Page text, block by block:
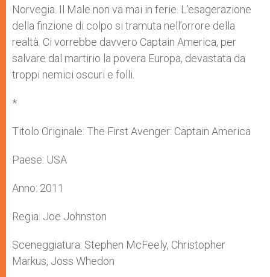
Norvegia. Il Male non va mai in ferie. L’esagerazione
della finzione di colpo si tramuta nell’orrore della
realtà. Ci vorrebbe davvero Captain America, per
salvare dal martirio la povera Europa, devastata da
troppi nemici oscuri e folli.
*
Titolo Originale: The First Avenger: Captain America
Paese: USA
Anno: 2011
Regia: Joe Johnston
Sceneggiatura: Stephen McFeely, Christopher
Markus, Joss Whedon